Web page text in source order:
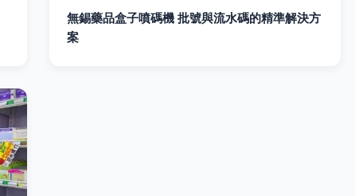
無錫藥品盒子噴碼機 批號與流水碼的精準解決方
案